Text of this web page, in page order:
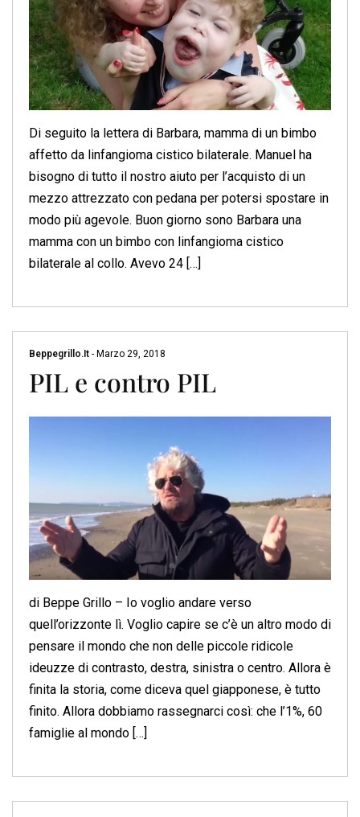
Di seguito la lettera di Barbara, mamma di un bimbo
affetto da linfangioma cistico bilaterale. Manuel ha
bisogno di tutto il nostro aiuto per l’acquisto di un
mezzo attrezzato con pedana per potersi spostare in
modo più agevole. Buon giorno sono Barbara una
mamma con un bimbo con linfangioma cistico
bilaterale al collo. Avevo 24 […]
Beppegrillo.it - Marzo 29, 2018
PIL e contro PIL
di Beppe Grillo – Io voglio andare verso
quell’orizzonte lì. Voglio capire se c’è un altro modo di
pensare il mondo che non delle piccole ridicole
ideuzze di contrasto, destra, sinistra o centro. Allora è
finita la storia, come diceva quel giapponese, è tutto
finito. Allora dobbiamo rassegnarci così: che l’1%, 60
famiglie al mondo […]